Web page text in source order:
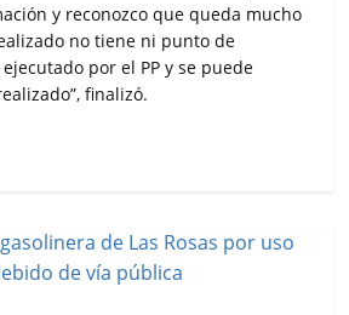
y reconozco que queda mucho
no tiene ni punto de
por el PP y se puede
finalizó.